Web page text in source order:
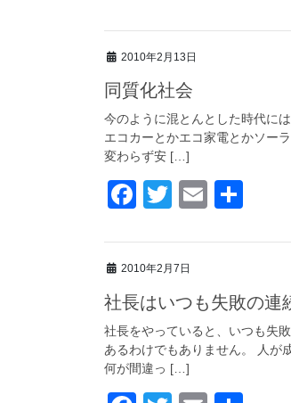
c
e
b
o
o
k
tt
er
ail
2010年2月13日
同質化社会
今のように混とんとした時代に
エコカーとかエコ家電とかソー
変わらず安 […]
F
c
e
b
o
o
k
T
tt
er
E
ail
2010年2月7日
社長はいつも失敗の連
社長をやっていると、いつも失
あるわけでもありません。 人が
何が間違っ […]